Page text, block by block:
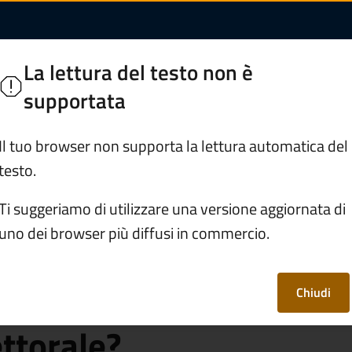
residenza
Servizi Vivere Zone
e stato civile
la residenza
di una
La lettura del testo non è
supportata
Il tuo browser non supporta la lettura automatica del
suggeriamo di utilizzare una versione aggiornata di
uno dei browser più diffusi in commercio.
Chiudi